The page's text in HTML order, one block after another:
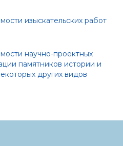
изыскательских работ
научно-проектных
памятников истории и
других видов